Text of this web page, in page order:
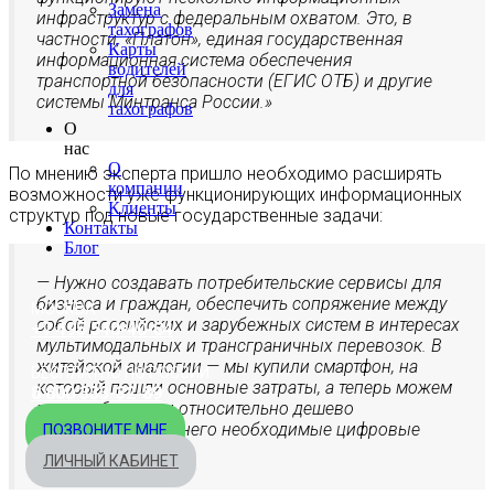
Замена
тахографов
Карты
водителей
для
тахографов
О
нас
О
компании
Клиенты
Контакты
Блог
МОСКВА
+7 495 540-40-84
БЕСПЛАТНО ПО РОССИИ
8 800 333-32-89
ПОЗВОНИТЕ МНЕ
ЛИЧНЫЙ КАБИНЕТ
инфраструктур с федеральным охватом. Это, в
частности, «Платон», единая государственная
информационная система обеспечения
транспортной безопасности (ЕГИС ОТБ) и другие
системы Минтранса России.»
По мнению эксперта пришло необходимо расширять
возможности уже функционирующих информационных
структур под новые государственные задачи:
— Нужно создавать потребительские сервисы для
бизнеса и граждан, обеспечить сопряжение между
собой российских и зарубежных систем в интересах
мультимодальных и трансграничных перевозок. В
житейской аналогии — мы купили смартфон, на
который пошли основные затраты, а теперь можем
просто, быстро и относительно дешево
устанавливать на него необходимые цифровые
сервисы.